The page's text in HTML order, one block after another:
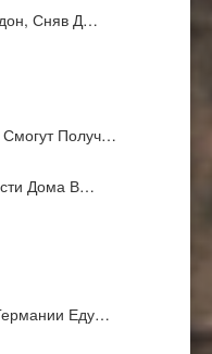
Сняв Д…
Получ…
Дома В…
Еду…